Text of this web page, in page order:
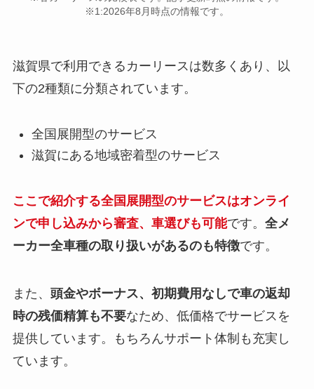
※1:2026年8月時点の情報です。
滋賀県で利用できるカーリースは数多くあり、以
下の2種類に分類されています。
全国展開型のサービス
滋賀にある地域密着型のサービス
ここで紹介する全国展開型のサービスはオンライ
ンで申し込みから審査、車選びも可能です。 全メ
ーカー全車種の取り扱いがあるのも特徴です。
また、 頭金やボーナス、初期費用なしで車の返却
時の残価精算も不要なため、低価格でサービスを
提供しています。もちろんサポート体制も充実し
ています。